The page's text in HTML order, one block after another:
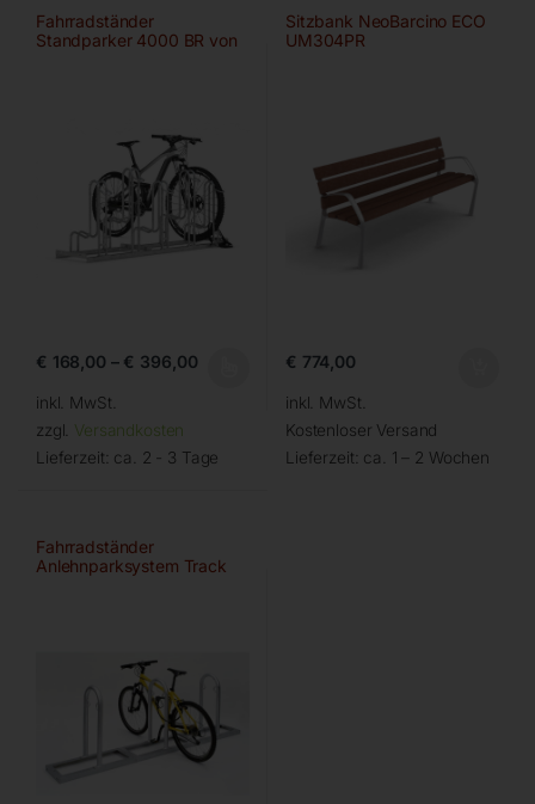
Fahrradständer
Standparker 4000 BR von
€ 168,00 – € 396,00
inkl. MwSt.
zzgl. Versandkosten
Lieferzeit: ca. 2 - 3 Tage
Sitzbank NeoBarcino ECO
UM304PR
€ 774,00
inkl. MwSt.
Kostenloser Versand
Lieferzeit: ca. 1 – 2 Wochen
Fahrradständer
Anlehnparksystem Track